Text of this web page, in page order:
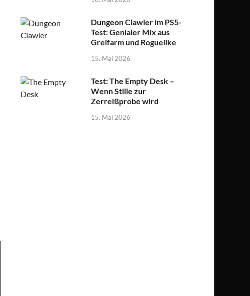
Dungeon Clawler im PS5-
Test: Genialer Mix aus
Greifarm und Roguelike
15. Mai 2026
Test: The Empty Desk –
Wenn Stille zur
Zerreißprobe wird
15. Mai 2026